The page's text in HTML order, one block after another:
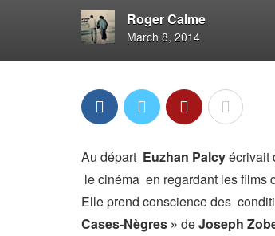
Roger Calme
March 8, 2014
Au départ Euzhan Palcyécrivait
le cinéma en regardant les films
Elle prend conscience des
Cases-Nègres » deJoseph